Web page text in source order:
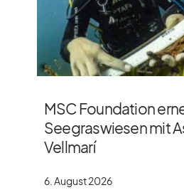
MSC Foundation
Seegraswiesen mit
Vellmarí
6. August 2026